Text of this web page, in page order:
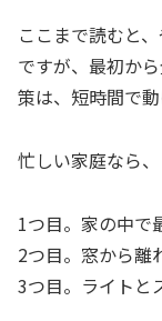
ここまで読むと
ですが、最初か
策は、短時間で
忙しい家庭なら
1つ目。家の中で
2つ目。窓から離
3つ目。ライトと